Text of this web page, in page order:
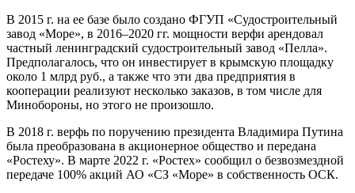
В 2015 г. на ее базе было создано ФГУП «Судостроительный
завод «Море», в 2016–2020 гг. мощности верфи арендовал
частный ленинградский судостроительный завод «Пелла».
Предполагалось, что он инвестирует в крымскую площадку
около 1 млрд руб., а также что эти два предприятия в
кооперации реализуют несколько заказов, в том числе для
Минобороны, но этого не произошло.
В 2018 г. верфь по поручению президента Владимира Путина
была преобразована в акционерное общество и передана
«Ростеху». В марте 2022 г. «Ростех» сообщил о безвозмездной
передаче 100% акций АО «СЗ «Море» в собственность ОСК.